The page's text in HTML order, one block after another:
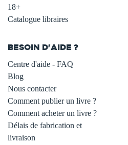
18+
Catalogue libraires
BESOIN D'AIDE ?
Centre d'aide - FAQ
Blog
Nous contacter
Comment publier un livre ?
Comment acheter un livre ?
Délais de fabrication et
livraison